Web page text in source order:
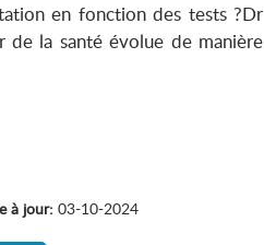
en fonction des tests ?Dr
de la santé évolue de manière
à jour: 03-10-2024